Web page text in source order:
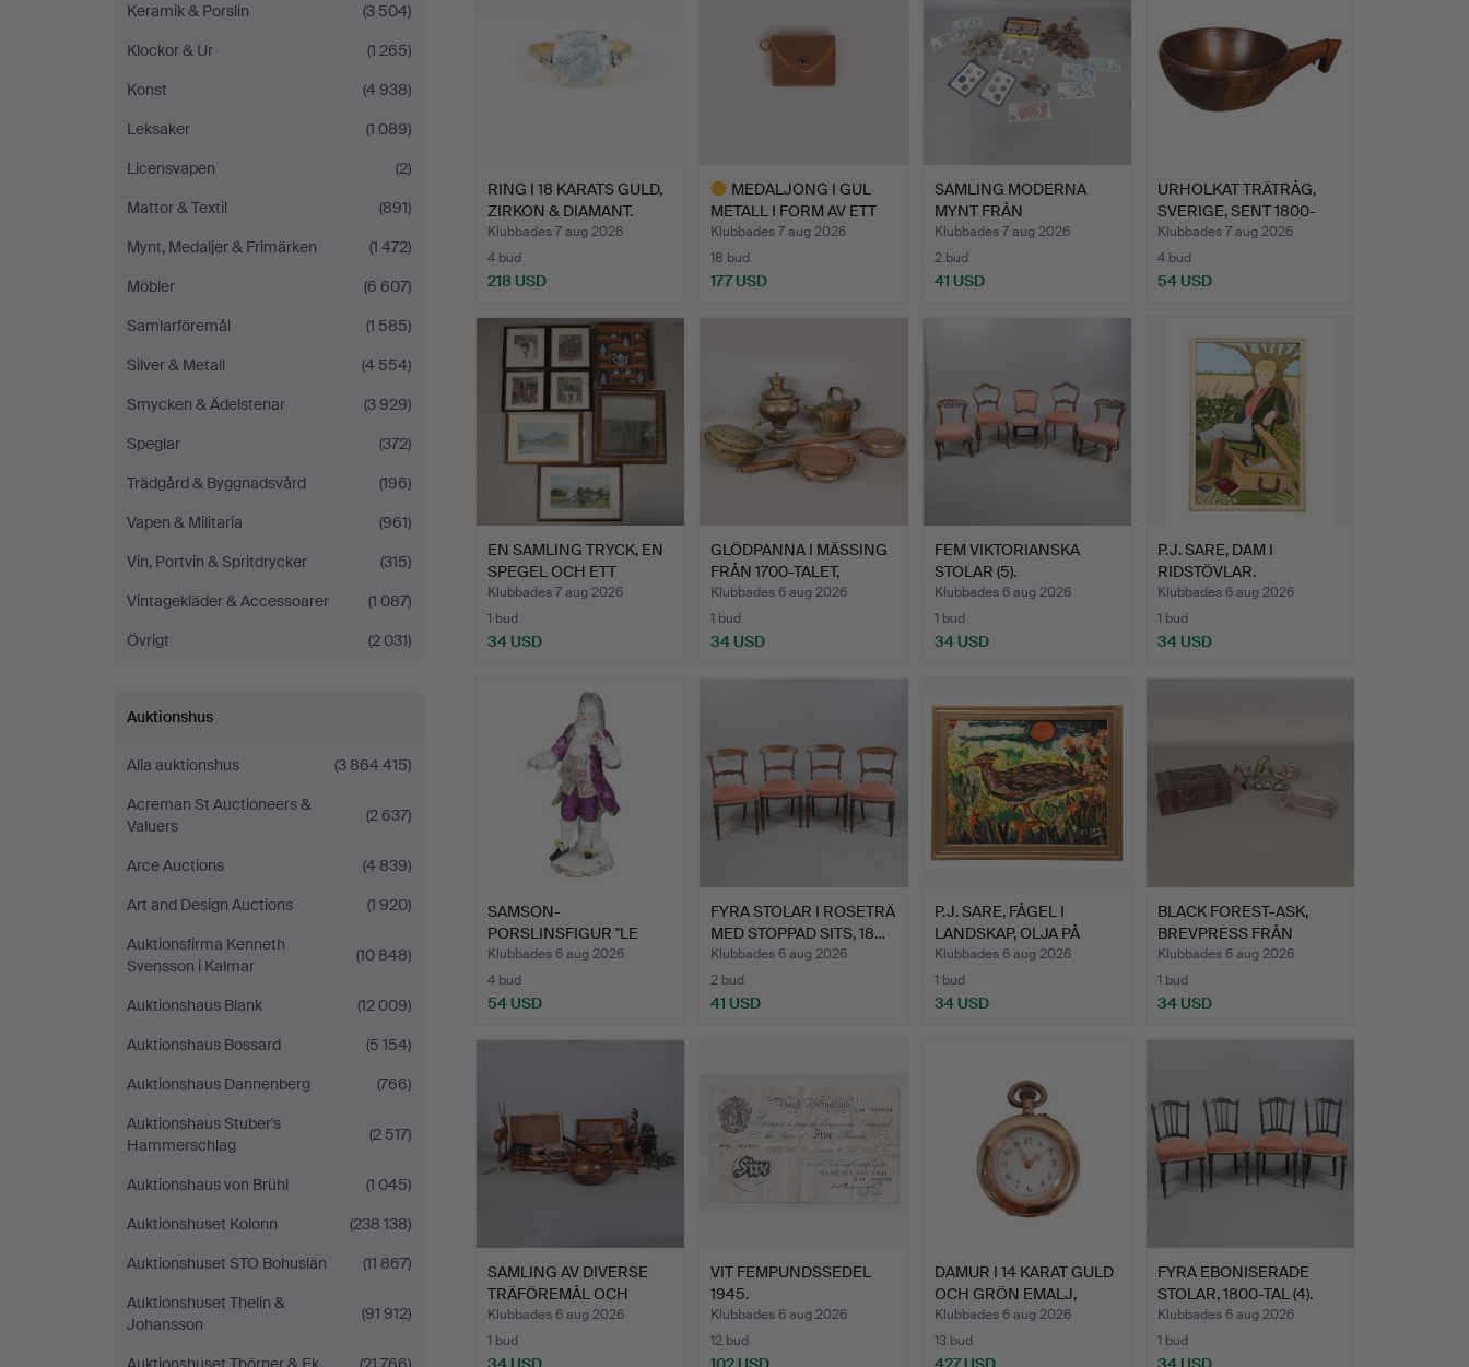
Keramik & Porslin
(3 504)
Klockor & Ur
(1 265)
Konst
(4 938)
Leksaker
(1 089)
Licensvapen
(2)
Mattor & Textil
(891)
Mynt, Medaljer & Frimärken
(1 472)
Möbler
(6 607)
Samlarföremål
(1 585)
Silver & Metall
(4 554)
Smycken & Ädelstenar
(3 929)
Speglar
(372)
Trädgård & Byggnadsvård
(196)
Vapen & Militaria
(961)
Vin, Portvin & Spritdrycker
(315)
Vintagekläder & Accessoarer
(1 087)
Övrigt
(2 031)
Auktionshus
Alla auktionshus
(3 864 415)
Acreman St Auctioneers &
Valuers
(2 637)
Arce Auctions
(4 839)
Art and Design Auctions
(1 920)
Auktionsfirma Kenneth
Svensson i Kalmar
(10 848)
Auktionshaus Blank
(12 009)
Auktionshaus Bossard
(5 154)
Auktionshaus Dannenberg
(766)
Auktionshaus Stuber's
Hammerschlag
(2 517)
Auktionshaus von Brühl
(1 045)
Auktionshuset Kolonn
(238 138)
Auktionshuset STO Bohuslän
(11 867)
Auktionshuset Thelin &
Johansson
(91 912)
RING I 18 KARATS GULD,
ZIRKON & DIAMANT.
Klubbades 7 aug 2026
4 bud
218 USD
MEDALJONG I GUL
METALL I FORM AV ETT
KUVER…
Klubbades 7 aug 2026
18 bud
177 USD
SAMLING MODERNA
MYNT FRÅN
STORBRITANNIEN O…
Klubbades 7 aug 2026
2 bud
41 USD
URHOLKAT TRÄTRÅG,
SVERIGE, SENT 1800-
TAL/T…
Klubbades 7 aug 2026
4 bud
54 USD
EN SAMLING TRYCK, EN
SPEGEL OCH ETT
DIORAM…
Klubbades 7 aug 2026
1 bud
34 USD
GLÖDPANNA I MÄSSING
FRÅN 1700-TALET,
GLÖDP…
Klubbades 6 aug 2026
1 bud
34 USD
FEM VIKTORIANSKA
STOLAR (5).
Klubbades 6 aug 2026
1 bud
34 USD
P.J. SARE, DAM I
RIDSTÖVLAR.
Klubbades 6 aug 2026
1 bud
34 USD
SAMSON-
PORSLINSFIGUR "LE
MEDECIN" I 1800-T…
Klubbades 6 aug 2026
4 bud
54 USD
FYRA STOLAR I ROSETRÄ
MED STOPPAD SITS, 18…
Klubbades 6 aug 2026
2 bud
41 USD
P.J. SARE, FÅGEL I
LANDSKAP, OLJA PÅ
PANNA.
Klubbades 6 aug 2026
1 bud
34 USD
BLACK FOREST-ASK,
BREVPRESS FRÅN
SCOTTISH …
Klubbades 6 aug 2026
1 bud
34 USD
SAMLING AV DIVERSE
TRÄFÖREMÅL OCH
ASKAR, p…
Klubbades 6 aug 2026
1 bud
VIT FEMPUNDSSEDEL
1945.
Klubbades 6 aug 2026
12 bud
DAMUR I 14 KARAT GULD
OCH GRÖN EMALJ,
SENT…
Klubbades 6 aug 2026
13 bud
FYRA EBONISERADE
STOLAR, 1800-TAL (4).
Klubbades 6 aug 2026
1 bud